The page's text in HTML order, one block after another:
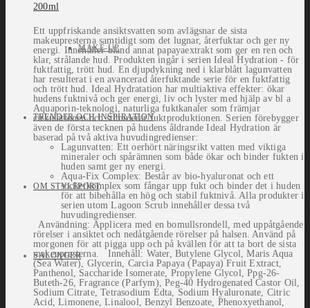
MAKE-UP
TRENDER OCH INSPIRATION
OM STYLEPORT
SALONGER
200ml
Ett uppfriskande ansiktsvatten som avlägsnar de sista
makeupresterna samtidigt som det lugnar, återfuktar och ger ny
energi. Innehåller bland annat papayaextrakt som ger en ren och
klar, strålande hud. Produkten ingår i serien Ideal Hydration - för
fuktfattig, trött hud. En djupdykning ned i klarblått lagunvatten
har resulterat i en avancerad återfuktande serie för en fuktfattig
och trött hud. Ideal Hydratation har multiaktiva effekter: ökar
hudens fuktnivå och ger energi, liv och lyster med hjälp av bl a
Aquaporin-teknologi, naturliga fuktkanaler som främjar
cirkulationen och stimulerar fuktproduktionen. Serien förebygger
även de första teck­nen på hudens åldrande Ideal Hydration är
baserad på två aktiva huvudingredienser:
Lagunvatten: Ett oerhört näringsrikt vatten med viktiga
mineraler och spårämnen som både ökar och binder fukten i
huden samt ger ny energi.
Aqua-Fix Complex: Består av bio-hyaluronat och ett
sockerkomplex som fångar upp fukt och binder det i huden
för att bibehålla en hög och stabil fuktnivå. Alla produkter i
serien utom Lagoon Scrub innehåller dessa två
huvudingredienser.
Användning: Applicera med en bomullsrondell, med uppåtgående
rörelser i ansiktet och nedåtgående rörelser på halsen. Använd på
morgonen för att pigga upp och på kvällen för att ta bort de sista
makeupresterna. Innehåll: Water, Butylene Glycol, Maris Aqua
(Sea Water), Glycerin, Carcia Papaya (Papaya) Fruit Extract,
Panthenol, Saccharide Isomerate, Propylene Glycol, Ppg-26-
Buteth-26, Fragrance (Parfym), Peg-40 Hydrogenated Castor Oil,
Sodium Citrate, Tetrasodium Edta, Sodium Hyaluronate, Citric
Acid, Limonene, Linalool, Benzyl Benzoate, Phenoxyethanol,